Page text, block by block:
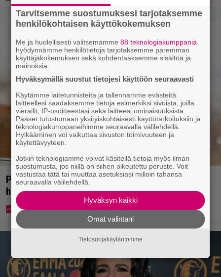
Pohjois-Korea neuvoo kansalaisiaan selviämään
helteistä syömällä viilentävää koiraa
Tarvitsemme suostumuksesi tarjotaksemme
henkilökohtaisen käyttökokemuksen
Me ja huolellisesti valitsemamme88 teknologiakumppania
hyödynnämme henkilötietoja tarjotaksemme paremman
käyttäjäkokemuksen sekä kohdentaaksemme sisältöä ja
mainoksia.
Hyväksymällä suostut tietojesi käyttöön seuraavasti
Käytämme laitetunnisteita ja tallennamme evästeitä
laitteellesi saadaksemme tietoja esimerkiksi sivuista, joilla
vierailit, IP-osoitteestasi sekä laitteesi ominaisuuksista.
Pääset tutustumaan yksityiskohtaisesti käyttötarkoituksiin ja
teknologiakumppaneihimme seuraavalla välilehdellä.
Hylkääminen voi vaikuttaa sivuston toimivuuteen ja
käytettävyyteen.
Jotkin teknologiamme voivat käsitellä tietoja myös ilman
suostumusta, jos niillä on siihen oikeutettu peruste. Voit
vastustaa tätä tai muuttaa asetuksiasi milloin tahansa
seuraavalla välilehdellä.
Hyväksyn kaikki
Omat valintani
Tietosuojakäytäntömme